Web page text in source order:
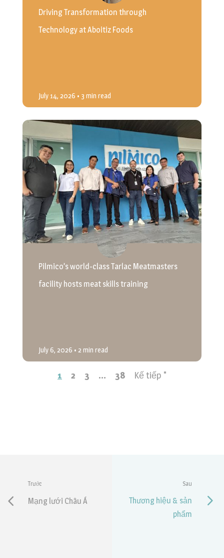
Driving Transformation through
Technology at Aboitiz Foods
July 14, 2026 • 3 min read
Pilmico’s world-class Tarlac Meatmasters
facility hosts meat skills training
July 6, 2026 • 2 min read
1 2 3 … 38 Kế tiếp "
Trước
Mạng lưới Châu Á
Sau
Thương hiệu & sản
phẩm